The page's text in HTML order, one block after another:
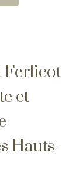
Ferlicot
et
Hauts-